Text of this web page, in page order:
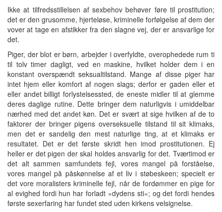
Ikke at tilfredsstillelsen af sexbehov behøver føre til prostitution;
det er den grusomme, hjerteløse, kriminelle forfølgelse af dem der
vover at tage en afstikker fra den slagne vej, der er ansvarlige for
det.
Piger, der blot er børn, arbejder i overfyldte, overophedede rum ti
til tolv timer dagligt, ved en maskine, hvilket holder dem i en
konstant overspændt seksualtilstand. Mange af disse piger har
intet hjem eller komfort af nogen slags; derfor er gaden eller et
eller andet billigt forlystelsessted, de eneste midler til at glemme
deres daglige rutine. Dette bringer dem naturligvis i umiddelbar
nærhed med det andet køn. Det er svært at sige hvilken af de to
faktorer der bringer pigens overseksuelle tilstand til sit klimaks,
men det er sandelig den mest naturlige ting, at et klimaks er
resultatet. Det er det første skridt hen imod prostitutionen. Ej
heller er det pigen der skal holdes ansvarlig for det. Tværtimod er
det alt sammen samfundets fejl, vores mangel på forståelse,
vores mangel på påskønnelse af et liv i støbeskeen; specielt er
det vore moralisters kriminelle fejl, når de fordømmer en pige for
al evighed fordi hun har forladt »dydens sti«; og det fordi hendes
første sexerfaring har fundet sted uden kirkens velsignelse.